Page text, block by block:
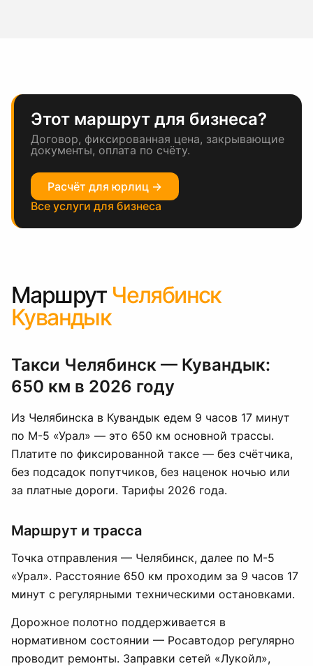
Этот маршрут для бизнеса?
Договор, фиксированная цена, закрывающие
документы, оплата по счёту.
Расчёт для юрлиц →
Все услуги для бизнеса
Маршрут Челябинск
Кувандык
Такси Челябинск — Кувандык:
650 км в 2026 году
Из Челябинска в Кувандык едем 9 часов 17 минут
по М-5 «Урал» — это 650 км основной трассы.
Платите по фиксированной таксе — без счётчика,
без подсадок попутчиков, без наценок ночью или
за платные дороги. Тарифы 2026 года.
Маршрут и трасса
Точка отправления — Челябинск, далее по М-5
«Урал». Расстояние 650 км проходим за 9 часов 17
минут с регулярными техническими остановками.
Дорожное полотно поддерживается в
нормативном состоянии — Росавтодор регулярно
проводит ремонты. Заправки сетей «Лукойл»,